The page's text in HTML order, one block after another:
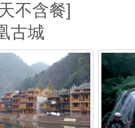
不含餐]
古城